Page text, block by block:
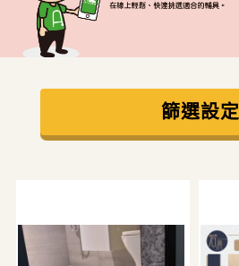
篩選設定